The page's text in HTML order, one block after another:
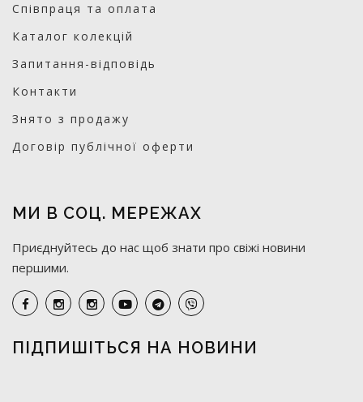
Співпраця та оплата
Каталог колекцій
Запитання-відповідь
Контакти
Знято з продажу
Договір публічної оферти
МИ В СОЦ. МЕРЕЖАХ
Приєднуйтесь до нас щоб знати про свіжі новини
першими.
ПІДПИШІТЬСЯ НА НОВИНИ